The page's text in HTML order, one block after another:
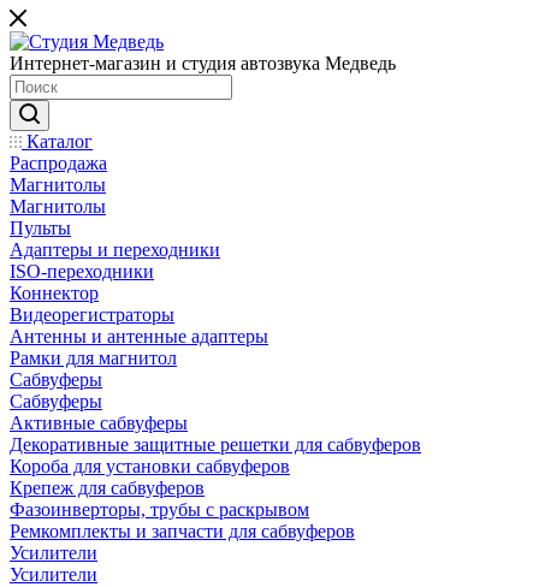
Интернет-магазин и студия автозвука Медведь
Каталог
Распродажа
Магнитолы
Магнитолы
Пульты
Адаптеры и переходники
ISO-переходники
Коннектор
Видеорегистраторы
Антенны и антенные адаптеры
Рамки для магнитол
Сабвуферы
Сабвуферы
Активные сабвуферы
Декоративные защитные решетки для сабвуферов
Короба для установки сабвуферов
Крепеж для сабвуферов
Фазоинверторы, трубы с раскрывом
Ремкомплекты и запчасти для сабвуферов
Усилители
Усилители